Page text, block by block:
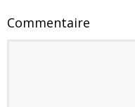
Commentaire